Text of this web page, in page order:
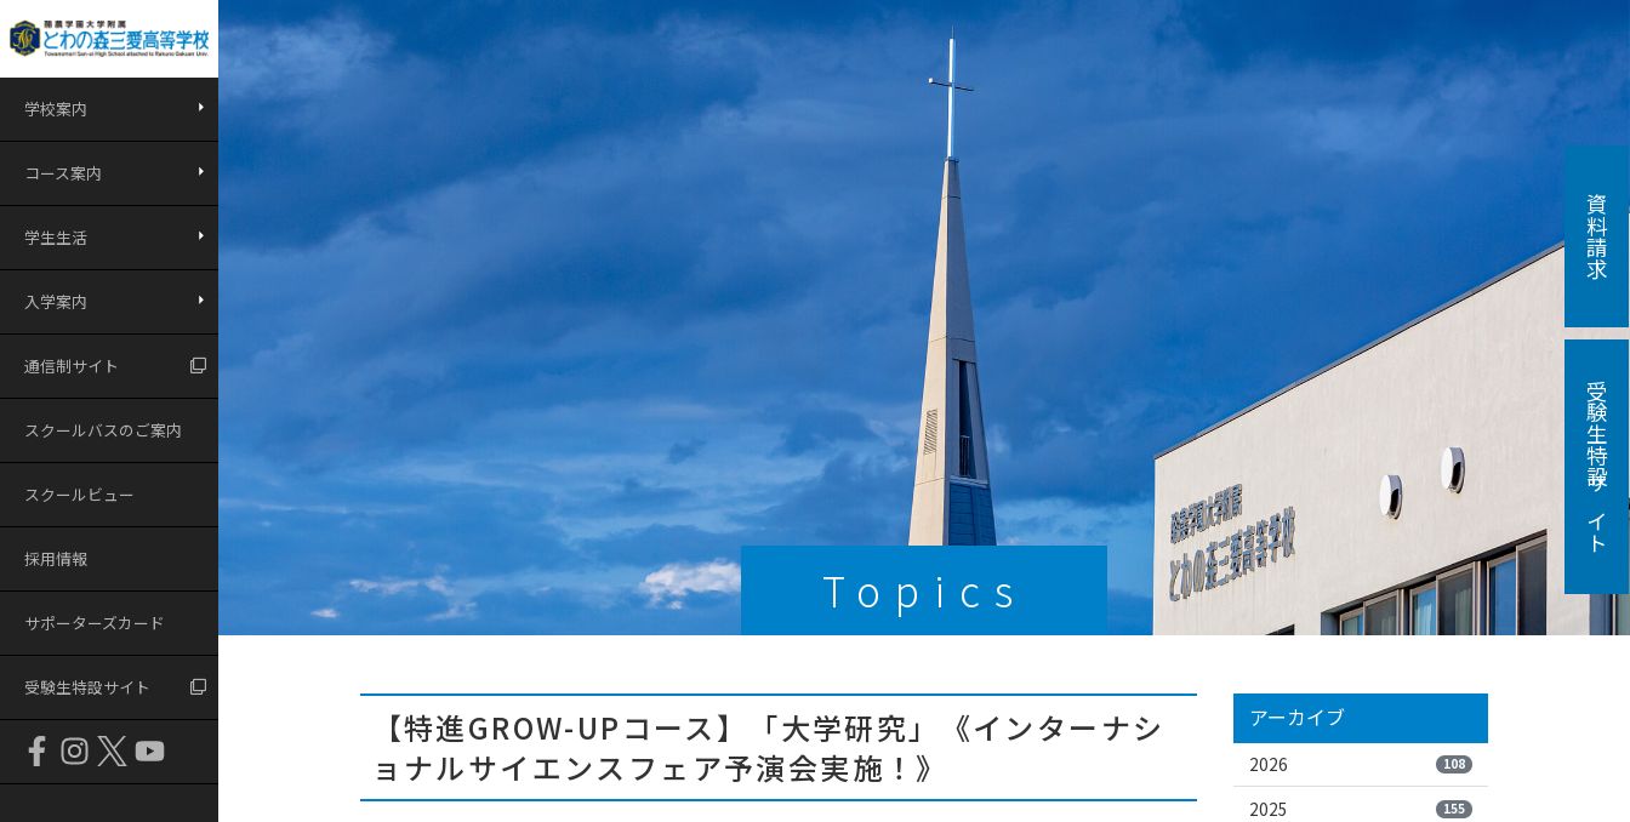
学校案内
コース案内
学生生活
入学案内
通信制サイト
スクールバスのご案内
スクールビュー
採用情報
サポーターズカード
受験生特設サイト
Topics
【特進GROW-UPコース】「大学研究」《インターナシ
ョナルサイエンスフェア予演会実施！》
アーカイブ
2026 108
2025 155
資料請求
受験生特設サイト